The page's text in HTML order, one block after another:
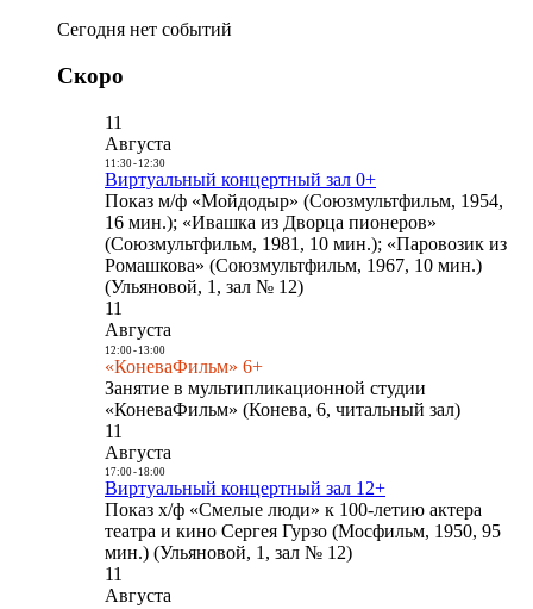
Сегодня нет событий
Скоро
11
Августа
11:30- 12:30
Виртуальный концертный зал 0+
Показ м/ф «Мойдодыр» (Союзмультфильм, 1954,
16 мин.); «Ивашка из Дворца пионеров»
(Союзмультфильм, 1981, 10 мин.); «Паровозик из
Ромашкова» (Союзмультфильм, 1967, 10 мин.)
(Ульяновой, 1, зал № 12)
11
Августа
12:00- 13:00
«КоневаФильм» 6+
Занятие в мультипликационной студии
«КоневаФильм» (Конева, 6, читальный зал)
11
Августа
17:00- 18:00
Виртуальный концертный зал 12+
Показ х/ф «Смелые люди» к 100-летию актера
театра и кино Сергея Гурзо (Мосфильм, 1950, 95
мин.) (Ульяновой, 1, зал № 12)
11
Августа